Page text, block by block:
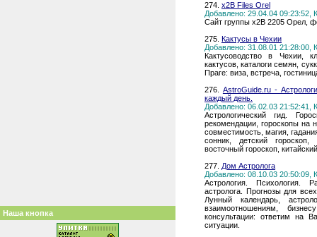
Наша кнопка
274. x2B Files Orel
Добавлено: 29.04.04 09:23:52,
Сайт группы x2B 2205 Орел,
275. Кактусы в Чехии
Добавлено: 31.08.01 21:28:00,
Кактусоводство в Чехии,
кактусов, каталоги семян,
Праге: виза, встреча,
276. AstroGuide.ru -
каждый день.
Добавлено: 06.02.03 21:52:41,
Астрологический гид.
рекомендации, гороскопы на
совместимость, магия,
сонник, детский
восточный гороскоп,
277. Дом Астролога
Добавлено: 08.10.03 20:50:09,
Астрология. Психология.
астролога. Прогнозы для
Лунный календарь,
взаимоотношениям,
консультации: ответим на
ситуации.